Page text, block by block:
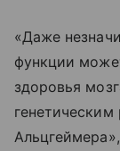
«Даже
функции
здоровья